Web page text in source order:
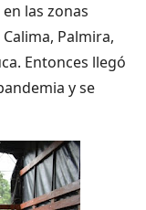
las zonas
Palmira,
Entonces llegó
y se